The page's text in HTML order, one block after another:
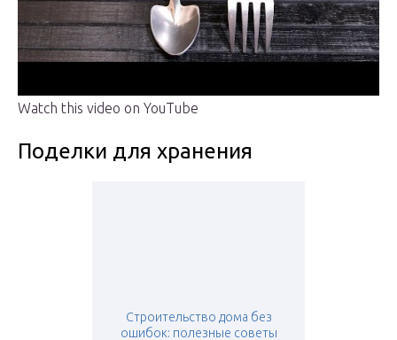
Watch this video on YouTube
Поделки для хранения
Строительство дома без
ошибок: полезные советы